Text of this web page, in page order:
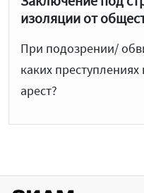
изоляции от
При подозрении/
каких
арест?